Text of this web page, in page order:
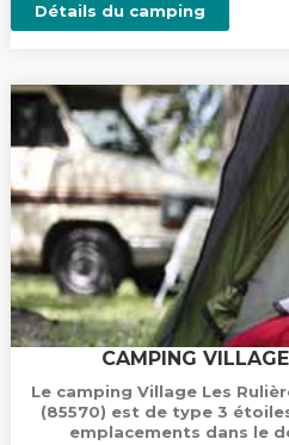
Détails du camping
CAMPING
Le camping Village Les
(85570) est de type 3
emplacements dans le